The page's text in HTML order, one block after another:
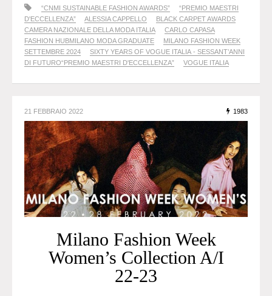
“CNMI SUSTAINABLE FASHION AWARDS”
“PREMIO MAESTRI
D'ECCELLENZA”
ALESSIA CAPPELLO
BLACK CARPET AWARDS
CAMERA NAZIONALE DELLA MODA ITALIA
CARLO CAPASA
FASHION HUBMILANO MODA GRADUATE
MILANO FASHION WEEK
SETTEMBRE 2024
SIXTY YEARS OF VOGUE ITALIA - SESSANT’ANNI
DI FUTURO“PREMIO MAESTRI D'ECCELLENZA”
VOGUE ITALIA
21 FEBBRAIO 2022 1983
Milano Fashion Week
Women’s Collection A/I
22-23